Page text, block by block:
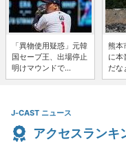
「異物使用疑惑」元韓
国セーブ王、出場停止
明けマウンドで...
熊本
に本
だ
J-CAST ニュース
アクセスランキ